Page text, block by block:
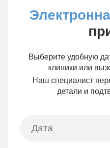
Выберите удобную
клиники или
Наш специалист
детали и